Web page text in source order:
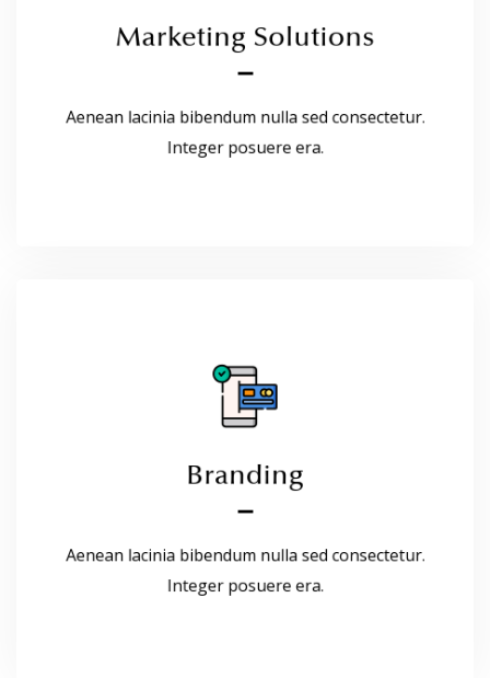
Marketing Solutions
Aenean lacinia bibendum nulla sed consectetur.
Integer posuere era.
Aenean lacinia bibendum nulla sed consectetur.
Integer posuere era.
Read More
Branding
Aenean lacinia bibendum nulla sed consectetur.
Integer posuere era.
Branding
Aenean lacinia bibendum nulla sed consectetur.
Integer posuere era.
Read More